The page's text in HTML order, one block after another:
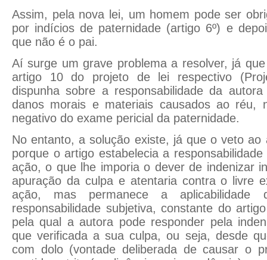
Assim, pela nova lei, um homem pode ser
por indícios de paternidade (artigo 6º) e
que não é o pai.
Aí surge um grave problema a resolver, já
artigo 10 do projeto de lei respectivo
dispunha sobre a responsabilidade da
danos morais e materiais causados ao réu,
negativo do exame pericial da paternidade.
No entanto, a solução existe, já que o veto ao
porque o artigo estabelecia a
ação, o que lhe imporia o dever de indenizar
apuração da culpa e atentaria contra o livre
ação, mas permanece a
responsabilidade subjetiva, constante do
pela qual a autora pode responder pela
que verificada a sua culpa, ou seja, desde
com dolo (vontade deliberada de causar o